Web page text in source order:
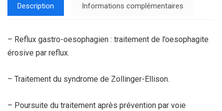
Description Informations complémentaires
– Reflux gastro-oesophagien : traitement de l’oesophagite
érosive par reflux.
– Traitement du syndrome de Zollinger-Ellison.
– Poursuite du traitement après prévention par voie